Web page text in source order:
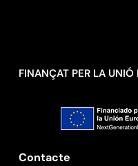
Contacte
FINANÇAT PER LA